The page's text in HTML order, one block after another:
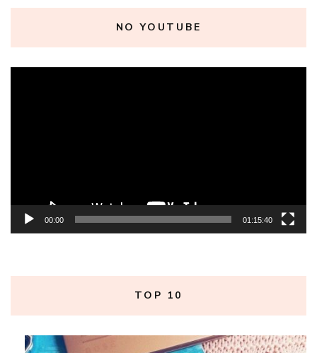
NO YOUTUBE
00:00 01:15:40
TOP 10